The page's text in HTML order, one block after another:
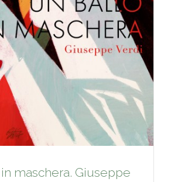
maschera. Giuseppe